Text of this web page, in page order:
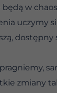
w
uczymy
zmiany